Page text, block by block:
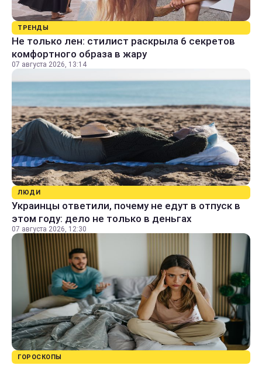
ТРЕНДЫ
Не только лен: стилист раскрыла 6 секретов
комфортного образа в жару
07 августа 2026, 13:14
ЛЮДИ
Украинцы ответили, почему не едут в отпуск в
этом году: дело не только в деньгах
07 августа 2026, 12:30
ГОРОСКОПЫ